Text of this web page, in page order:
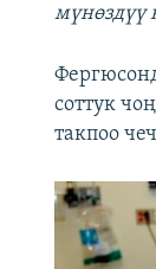
мүнөздүү
соттук
такпоо